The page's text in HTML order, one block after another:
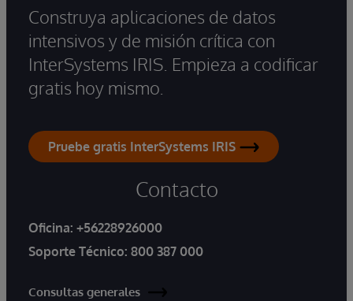
Construya aplicaciones de datos
intensivos y de misión crítica con
InterSystems IRIS. Empieza a codificar
gratis hoy mismo.
Pruebe gratis InterSystems IRIS
Contacto
Oficina: +56228926000
Soporte Técnico: 800 387 000
Consultas generales